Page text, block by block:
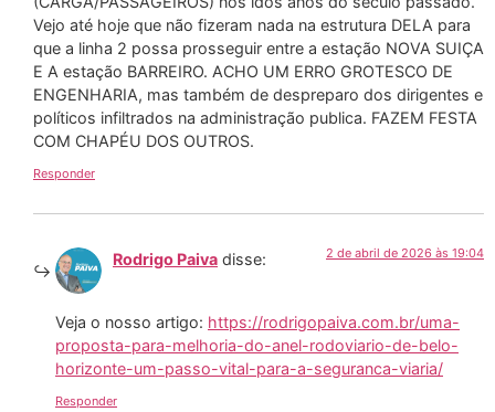
Vejo até hoje que não fizeram nada na estrutura DELA para
que a linha 2 possa prosseguir entre a estação NOVA SUIÇA
E A estação BARREIRO. ACHO UM ERRO GROTESCO DE
ENGENHARIA, mas também de despreparo dos dirigentes e
políticos infiltrados na administração publica. FAZEM FESTA
COM CHAPÉU DOS OUTROS.
Responder
Rodrigo Paiva disse: 2 de abril de 2026 às 19:04
Veja o nosso artigo: https://rodrigopaiva.com.br/uma-
proposta-para-melhoria-do-anel-rodoviario-de-belo-
horizonte-um-passo-vital-para-a-seguranca-viaria/
Responder